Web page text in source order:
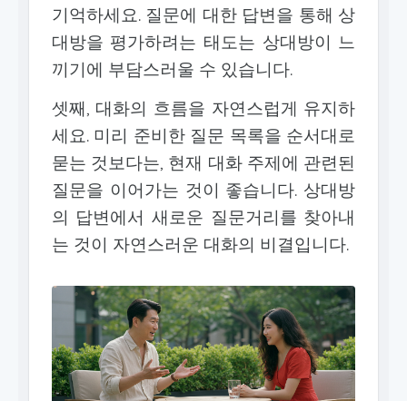
기억하세요. 질문에 대한 답변을 통해 상
대방을 평가하려는 태도는 상대방이 느
끼기에 부담스러울 수 있습니다.
셋째, 대화의 흐름을 자연스럽게 유지하
세요. 미리 준비한 질문 목록을 순서대로
묻는 것보다는, 현재 대화 주제에 관련된
질문을 이어가는 것이 좋습니다. 상대방
의 답변에서 새로운 질문거리를 찾아내
는 것이 자연스러운 대화의 비결입니다.